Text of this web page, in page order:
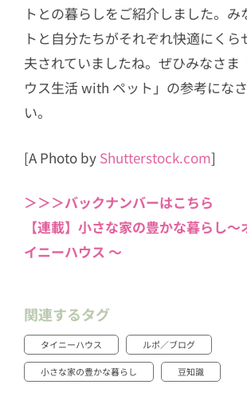
トとの暮らしをご紹介しました。み
トと自分たちがそれぞれ快適にくら
夫されていましたね。ぜひみなさま
ウス生活 with ペット」の参考にな
い。
[A Photo by Shutterstock.com]
＞＞＞バックナンバーはこちら
【連載】小さな家の豊かな暮らし〜
イニーハウス 〜
関連するタグ
タイニーハウス ルポ／ブログ
小さな家の豊かな暮らし 豆知識